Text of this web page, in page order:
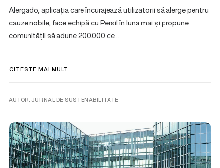
Alergado, aplicația care încurajează utilizatorii să alerge pentru
cauze nobile, face echipă cu Persil în luna mai și propune
comunității să adune 200.000 de…
CITEȘTE MAI MULT
AUTOR. JURNAL DE SUSTENABILITATE